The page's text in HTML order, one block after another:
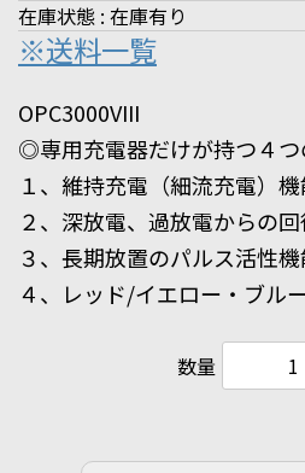
在庫状態 : 在庫有り
※送料一覧
OPC3000VIII
◎専用充電器だけが持つ４
１、維持充電（細流充電）
２、深放電、過放電からの
３、長期放置のパルス活性
４、レッド/イエロー・ブル
数量